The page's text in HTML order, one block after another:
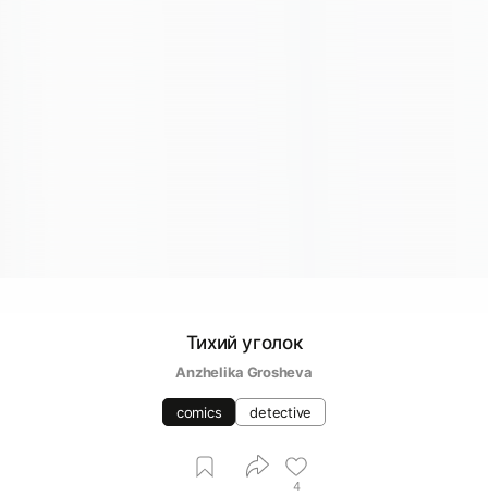
Тихий уголок
Anzhelika Grosheva
comics detective
4